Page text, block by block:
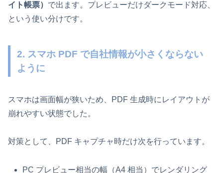
イト帳票） で出ます。プレビューだけダークモード対応、
という使い分けです。
2. スマホ PDF で自社情報が小さくならない
ように
スマホは画面幅が狭いため、PDF 生成時にレイアウトが
崩れやすい状態でした。
対策として、PDF キャプチャ時だけ次を行っています。
PC プレビュー相当の幅（A4 相当）でレンダリング